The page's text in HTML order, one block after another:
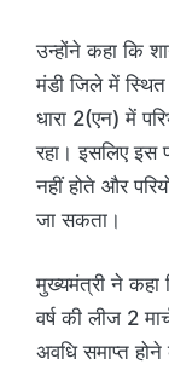
उन्होंने कहा कि
मंडी जिले में
धारा 2(एन) में
रहा। इसलिए इस
नहीं होते और
जा सकता।
मुख्यमंत्री ने कहा
वर्ष की लीज 2
अवधि समाप्त